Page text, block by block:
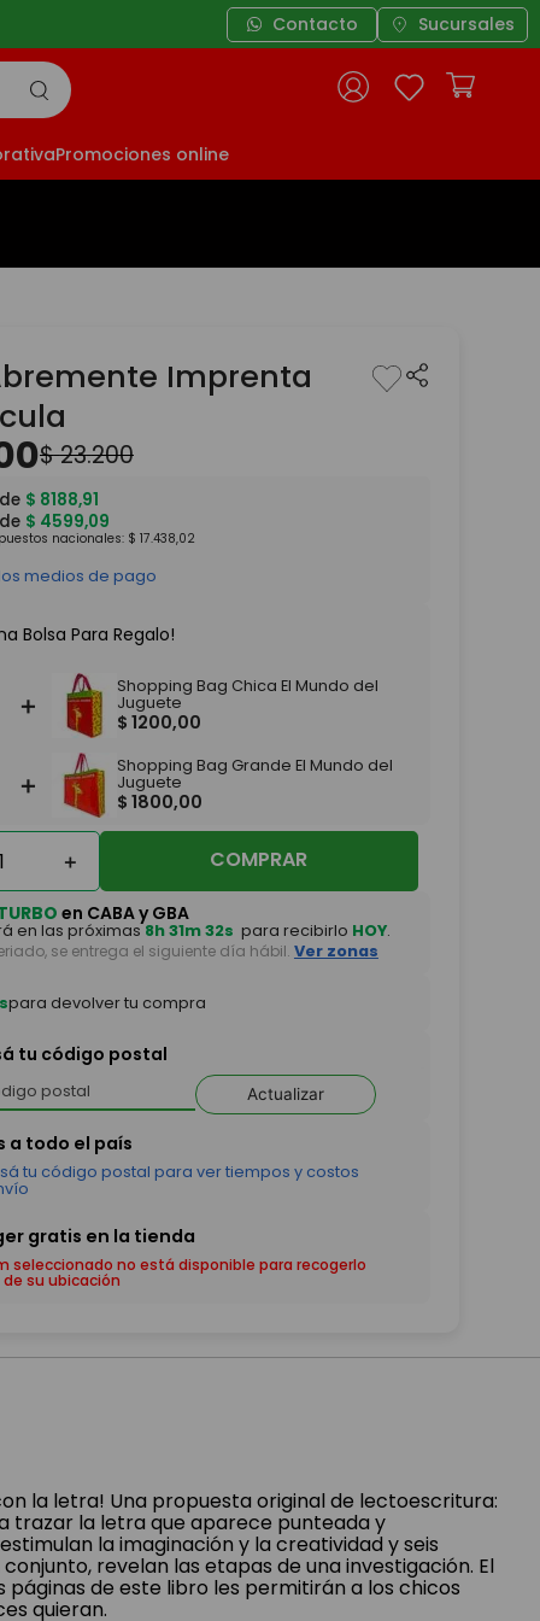
Contacto Sucursales
Promociones online
Imprenta
$23.200
$ 8188,91
$ 4599,09
nacionales: $ 17.438,02
medios de pago
Bolsa Para Regalo!
＋
Shopping Bag Chica El Mundo del
Juguete
$ 1200,00
＋
Shopping Bag Grande El Mundo del
Juguete
$ 1800,00
＋ COMPRAR
en CABA y GBA
en las próximas8h 31m 30s para recibirlo HOY.
se entrega el siguiente día hábil. Ver zonas
para devolver tu compra
tu código postal
Actualizar
seleccionado no está disponible para recogerlo
de su ubicación
la letra! Una propuesta original de lectoescritura:
trazar la letra que aparece punteada y
la imaginación y la creatividad y seis
revelan las etapas de una investigación. El
de este libro les permitirán a los chicos
quieran.